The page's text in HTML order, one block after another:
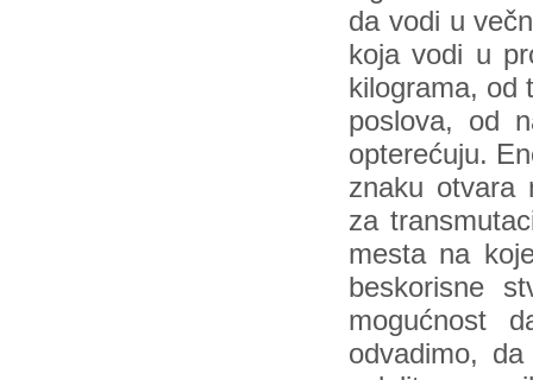
da vodi u
koja vodi u
kilograma, od
poslova, od
opterećuju.
znaku otvara
za
mesta na
beskorisne
mogućnost
odvadimo,